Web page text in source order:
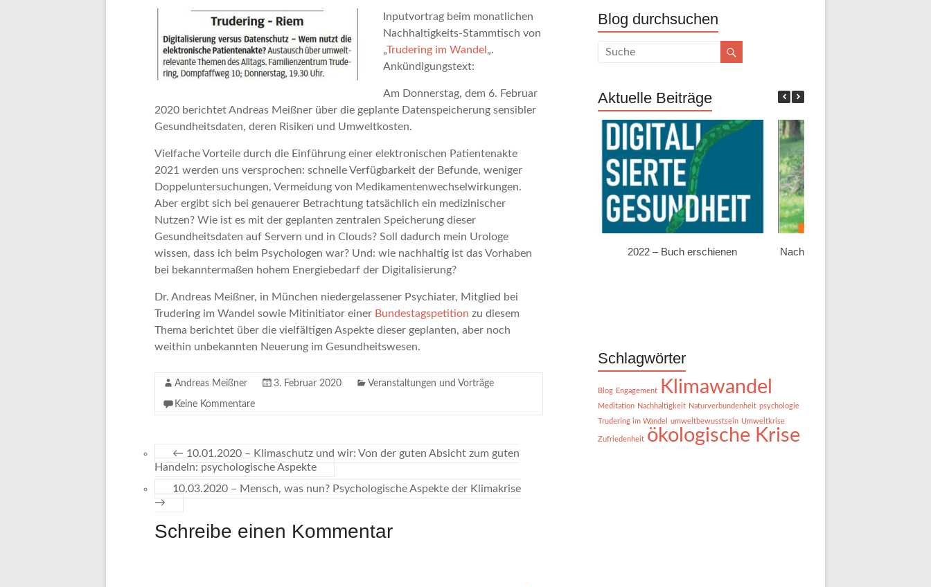
Inputvortrag beim monatlichen
Nachhaltigkeits-Stammtisch von
„Trudering im Wandel „.
Ankündigungstext:
Am Donnerstag, dem 6. Februar
2020 berichtet Andreas Meißner über die geplante Datenspeicherung sensibler
Gesundheitsdaten, deren Risiken und Umweltkosten.
Vielfache Vorteile durch die Einführung einer elektronischen Patientenakte
2021 werden uns versprochen: schnelle Verfügbarkeit der Befunde, weniger
Doppeluntersuchungen, Vermeidung von Medikamentenwechselwirkungen.
Aber ergibt sich bei genauerer Betrachtung tatsächlich ein medizinischer
Nutzen? Wie ist es mit der geplanten zentralen Speicherung dieser
Gesundheitsdaten auf Servern und in Clouds? Soll dadurch mein Urologe
wissen, dass ich beim Psychologen war? Und: wie nachhaltig ist das Vorhaben
bei bekanntermaßen hohem Energiebedarf der Digitalisierung?
Dr. Andreas Meißner, in München niedergelassener Psychiater, Mitglied bei
Trudering im Wandel sowie Mitinitiator einer Bundestagspetition zu diesem
Thema berichtet über die vielfältigen Aspekte dieser geplanten, aber noch
weithin unbekannten Neuerung im Gesundheitswesen.
Andreas Meißner 3. Februar 2020 Veranstaltungen und Vorträge
Keine Kommentare
← 10.01.2020 – Klimaschutz und wir: Von der guten Absicht zum guten
Handeln: psychologische Aspekte
10.03.2020 – Mensch, was nun? Psychologische Aspekte der Klimakrise
→
Schreibe einen Kommentar
Blog durchsuchen
Aktuelle Beiträge
2022 – Buch erschienen
Nach der bayerischen
Schlagwörter
Blog Engagement Klimawandel
Meditation Nachhaltigkeit Naturverbundenheit psychologie
Trudering im Wandel
umweltbewusstsein Umweltkrise
Zufriedenheit ökologische Krise